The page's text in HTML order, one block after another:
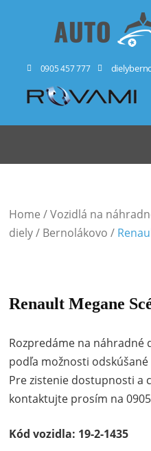
0905 457 777
Home /Vozidlá na
diely/ Bernolákovo /
Renault Megane
Rozpredáme na náhradné
podľa možnosti odskúšané
Pre zistenie dostupnosti a
kontaktujte prosím na
Kód vozidla: 19-2-1435